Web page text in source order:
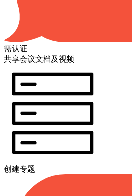
需认证
共享会议文档及视频
创建专题